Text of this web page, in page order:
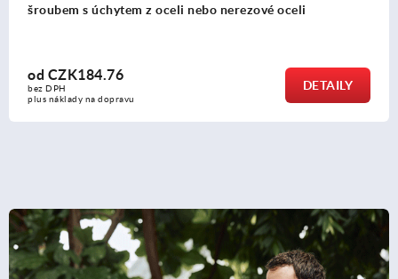
z oceli nebo nerezové oceli
bez DPH
plus náklady